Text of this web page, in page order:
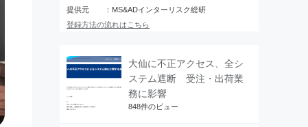
提供元 ：MS&ADインターリスク総研
登録方法の流れはこちら
大仙に不正アクセス、全シ
ステム遮断 受注・出荷業
務に影響
848件のビュー